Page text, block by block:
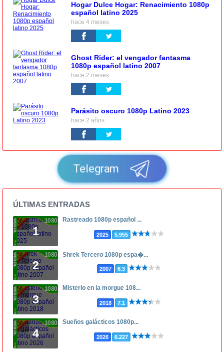
Hogar Dulce Hogar: Renacimiento 1080p
español latino 2025
hace 4 meses
Ghost Rider: el vengador fantasma
1080p español latino 2007
hace 2 meses
Parásito oscuro 1080p Latino 2023
hace 2 años
Telegram
ÚLTIMAS ENTRADAS
1
1080p Rastreado 1080p español ...
2025 5.955
2
1080p Shrek Tercero 1080p espa�...
2007 6.3
3
1080p Misterio en la morgue 108...
2018 7.1
4
1080p Sueños galácticos 1080p...
2026 6.227